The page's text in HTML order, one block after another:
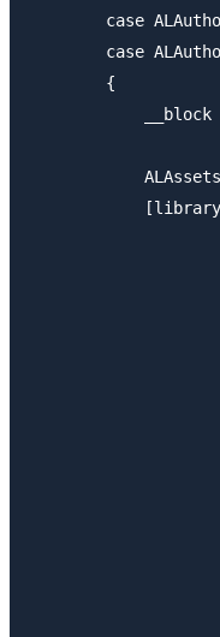
case
case
        {
__block